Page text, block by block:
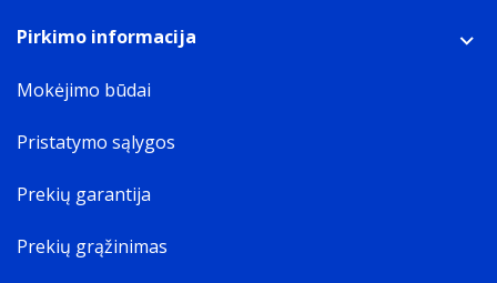
Pirkimo informacija
Mokėjimo būdai
Pristatymo sąlygos
Prekių garantija
Prekių grąžinimas